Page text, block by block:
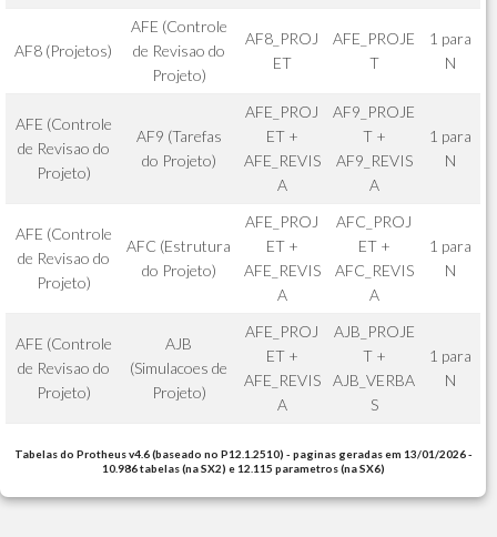
AF8 (Projetos)
AFE (Controle
de Revisao do
Projeto)
AF8_PROJ
ET
AFE_PROJE
T
1 para
N
AFE (Controle
de Revisao do
Projeto)
AF9 (Tarefas
do Projeto)
AFE_PROJ
ET +
AFE_REVIS
A
AF9_PROJE
T +
AF9_REVIS
A
1 para
N
AFE (Controle
de Revisao do
Projeto)
AFC (Estrutura
do Projeto)
AFE_PROJ
ET +
AFE_REVIS
A
AFC_PROJ
ET +
AFC_REVIS
A
1 para
N
AFE (Controle
de Revisao do
Projeto)
AJB
(Simulacoes de
Projeto)
AFE_PROJ
ET +
AFE_REVIS
A
AJB_PROJE
T +
AJB_VERBA
S
1 para
N
Tabelas do Protheus v4.6 (baseado no P12.1.2510) - paginas geradas em 13/01/2026 -
10.986 tabelas (na SX2) e 12.115 parametros (na SX6)